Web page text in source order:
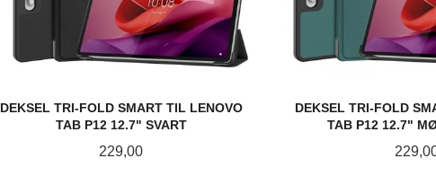
DEKSEL TRI-FOLD SMART TIL LENOVO
TAB P12 12.7" SVART
Pris
229,00
DEKSEL TRI-FOLD
TAB P12 12.7"
Pris